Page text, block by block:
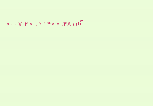
آبان ۲۸, ۱۴۰۰ در ۷:۲۰ ب.ظ